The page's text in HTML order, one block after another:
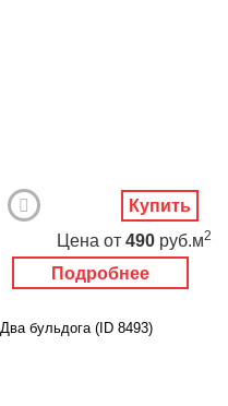
Подробнее
Цена от 490 руб.м2
Купить
Два бульдога (ID 8493)